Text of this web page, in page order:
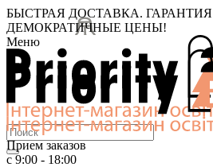
БЫСТРАЯ ДОСТАВКА.
ДЕМОКРАТИЧНЫЕ ЦЕНЫ!
Меню
Прием заказов
с 9:00 - 18:00